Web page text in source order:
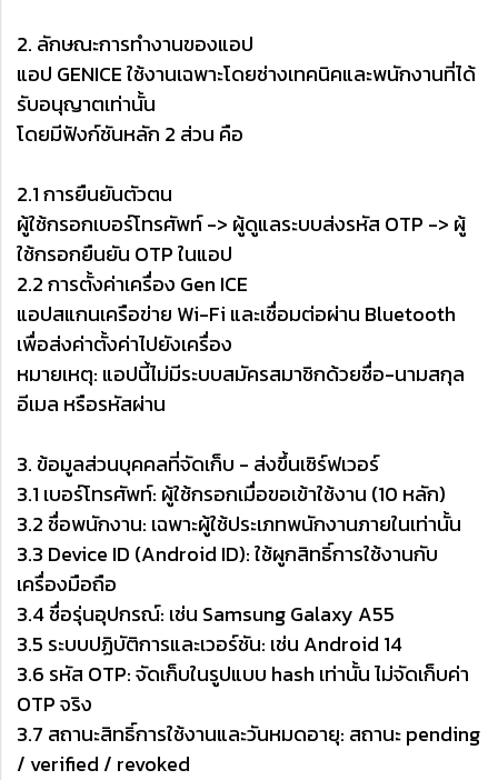
2. ลักษณะการทำงานของแอป
แอป GENICE ใช้งานเฉพาะโดยช่างเทคนิคและพนักงานที่ได้
รับอนุญาตเท่านั้น
โดยมีฟังก์ชันหลัก 2 ส่วน คือ
2.1 การยืนยันตัวตน
ผู้ใช้กรอกเบอร์โทรศัพท์ -> ผู้ดูแลระบบส่งรหัส OTP -> ผู้
ใช้กรอกยืนยัน OTP ในแอป
2.2 การตั้งค่าเครื่อง Gen ICE
แอปสแกนเครือข่าย Wi-Fi และเชื่อมต่อผ่าน Bluetooth
เพื่อส่งค่าตั้งค่าไปยังเครื่อง
หมายเหตุ: แอปนี้ไม่มีระบบสมัครสมาชิกด้วยชื่อ-นามสกุล
อีเมล หรือรหัสผ่าน
3. ข้อมูลส่วนบุคคลที่จัดเก็บ - ส่งขึ้นเซิร์ฟเวอร์
3.1 เบอร์โทรศัพท์: ผู้ใช้กรอกเมื่อขอเข้าใช้งาน (10 หลัก)
3.2 ชื่อพนักงาน: เฉพาะผู้ใช้ประเภทพนักงานภายในเท่านั้น
3.3 Device ID (Android ID): ใช้ผูกสิทธิ์การใช้งานกับ
เครื่องมือถือ
3.4 ชื่อรุ่นอุปกรณ์: เช่น Samsung Galaxy A55
3.5 ระบบปฏิบัติการและเวอร์ชัน: เช่น Android 14
3.6 รหัส OTP: จัดเก็บในรูปแบบ hash เท่านั้น ไม่จัดเก็บค่า
OTP จริง
3.7 สถานะสิทธิ์การใช้งานและวันหมดอายุ: สถานะ pending
/ verified / revoked